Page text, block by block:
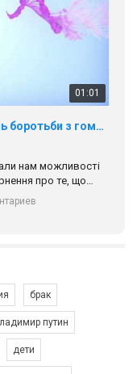
01:01
17 травня IDAHO. Міжнародний день боротьби з гомофобією трансфобією і біфобія.
нам можливості
про те, що
зустрінеться, ми
рівності та
підрозділи
брак
путин
дети